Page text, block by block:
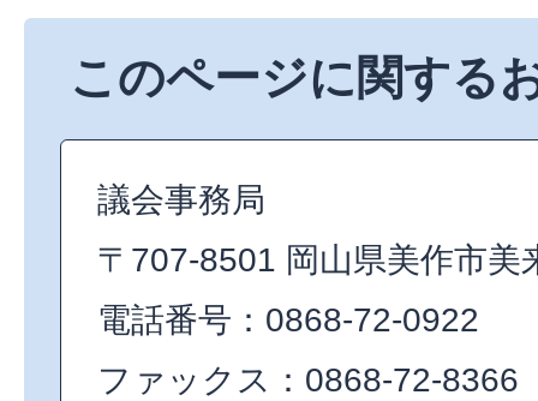
このページに関する
議会事務局
〒707-8501 岡山県美作市美
電話番号：0868-72-0922
ファックス：0868-72-8366